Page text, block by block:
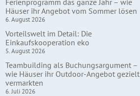
Häuser ihr Angebot vom Sommer lösen
6. August 2026
Vorteilswelt im Detail: Die
Einkaufskooperation eko
5. August 2026
Teambuilding als Buchungsargument –
wie Häuser ihr Outdoor-Angebot gezielt
vermarkten
6. Juli 2026